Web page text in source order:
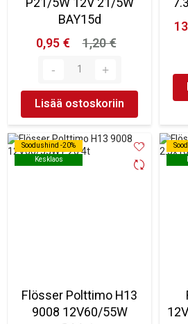
BAY15d
0,95 €
1,20 €
Lisää ostoskoriin
Soodushind -20%
Kesklaos
Soodushind -20%
Kesklaos
Flösser Polttimo H13
9008 12V60/55W